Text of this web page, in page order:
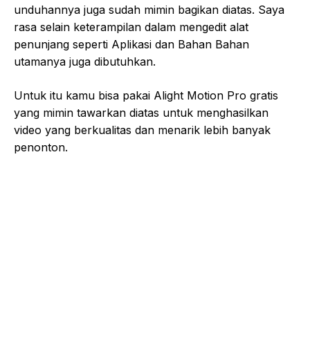
unduhannya juga sudah mimin bagikan diatas. Saya
rasa selain keterampilan dalam mengedit alat
penunjang seperti Aplikasi dan Bahan Bahan
utamanya juga dibutuhkan.
Untuk itu kamu bisa pakai Alight Motion Pro gratis
yang mimin tawarkan diatas untuk menghasilkan
video yang berkualitas dan menarik lebih banyak
penonton.